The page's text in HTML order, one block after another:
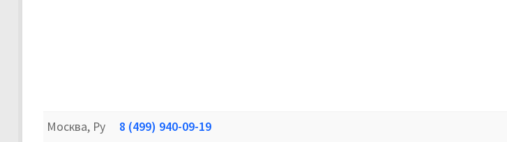
Москва, Ру
8 (499) 940-09-19